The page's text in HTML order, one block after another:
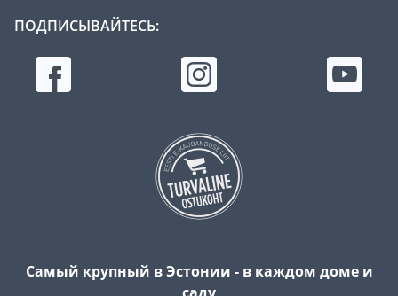
ПОДПИСЫВАЙТЕСЬ:
Самый крупный в Эстонии - в каждом доме и